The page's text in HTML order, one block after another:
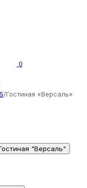
0
/Гостиная «Версаль»